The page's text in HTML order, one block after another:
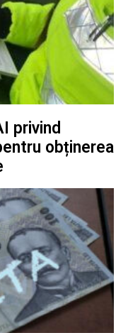
privind
obținerea